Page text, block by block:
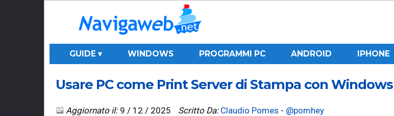
GUIDE ▾ WINDOWS PROGRAMMI PC ANDROID IPHONE
Usare PC come Print Server di Stampa con Windows
Aggiornato il: 9 / 12 / 2025 Scritto Da: Claudio Pomes - @pomhey